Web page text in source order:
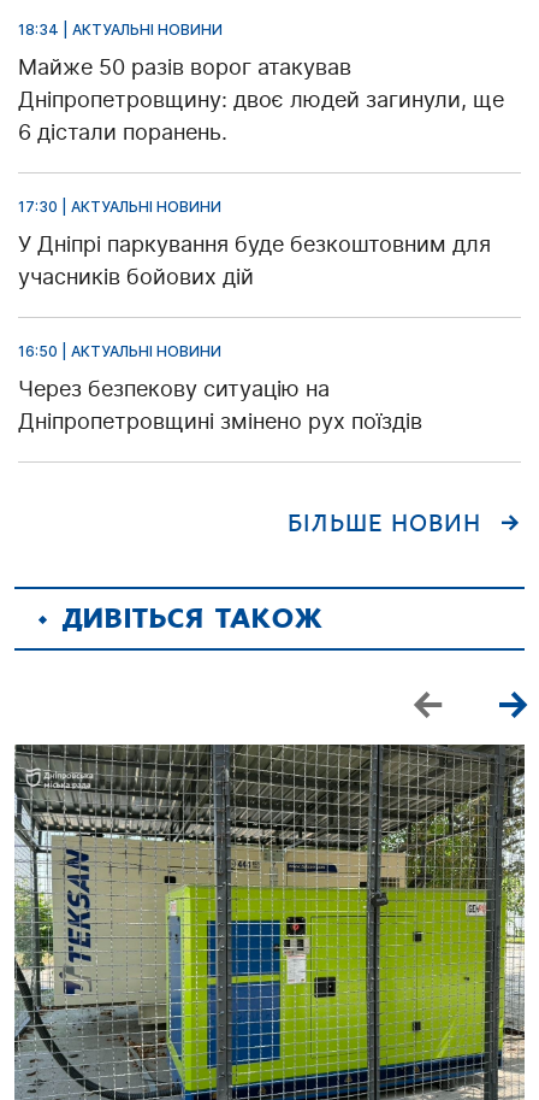
18:34 | АКТУАЛЬНІ НОВИНИ
Майже 50 разів ворог атакував
Дніпропетровщину: двоє людей загинули, ще
6 дістали поранень.
17:30 | АКТУАЛЬНІ НОВИНИ
У Дніпрі паркування буде безкоштовним для
учасників бойових дій
16:50 | АКТУАЛЬНІ НОВИНИ
Через безпекову ситуацію на
Дніпропетровщині змінено рух поїздів
БІЛЬШЕ НОВИН
ДИВІТЬСЯ ТАКОЖ